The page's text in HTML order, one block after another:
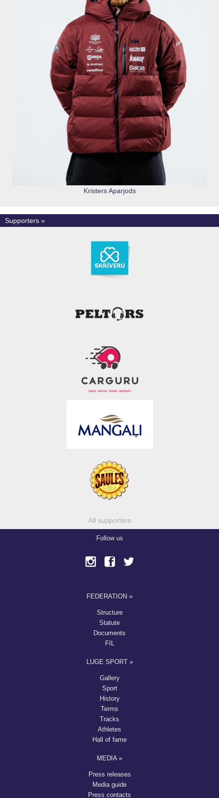
Kristers Aparjods
Supporters »
All supporters
Follow us
FEDERATION »
Structure
Statute
Documents
FIL
LUGE SPORT »
Gallery
Sport
History
Terms
Tracks
Athletes
Hall of fame
MEDIA »
Press releases
Media guide
Press contacts